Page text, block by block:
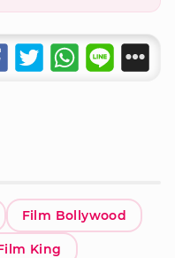
Film Bollywood
King